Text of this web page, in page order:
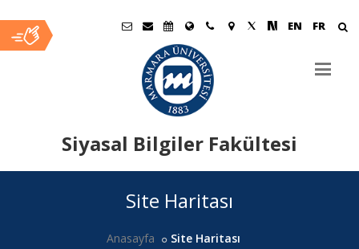
EN FR
Siyasal Bilgiler Fakültesi
Site Haritası
Anasayfa Site Haritası